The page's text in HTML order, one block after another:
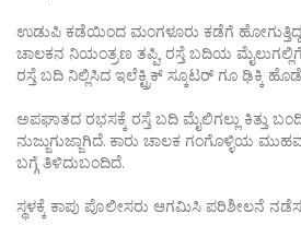
ಉಡುಪಿ ಕಡೆಯಿಂದ ಮಂಗಳೂರು ಕಡೆಗೆ ಹೋಗುತ್ತಿದ್ದ
ಚಾಲಕನ ನಿಯಂತ್ರಣ ತಪ್ಪಿ, ರಸ್ತೆ ಬದಿಯ
ರಸ್ತೆ ಬದಿ ನಿಲ್ಲಿಸಿದ ಇಲೆಕ್ಟ್ರಿಕ್ ಸ್ಕೂಟರ್ ಗೂ ಢಿಕ್ಕಿ
ಅಪಘಾತದ ರಭಸಕ್ಕೆ ರಸ್ತೆ ಬದಿ ಮೈಲಿಗಲ್ಲು ಕಿತ್ತು
ನುಜ್ಜುಗುಜ್ಜಾಗಿದೆ. ಕಾರು ಚಾಲಕ ಗಂಗೊಳ್ಳಿಯ
ಬಗ್ಗೆ ತಿಳಿದುಬಂದಿದೆ.
ಸ್ಥಳಕ್ಕೆ ಕಾಪು ಪೊಲೀಸರು ಆಗಮಿಸಿ ಪರಿಶೀಲನೆ